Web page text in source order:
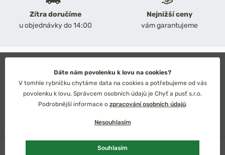
Zítra doručíme
u objednávky do 14:00
Nejnižší ceny
vám garantujeme
Obchodní podmínky
Ochrana osobních údajů
Technické řešení: Simplia s.r.o.
Strategický design: Petr Široký
Slovensko
Dáte nám povolenku k lovu na cookies?
V tomhle rybníčku chytáme data na cookies a potřebujeme od vás
povolenku k lovu. Správcem osobních údajů je Chyť a pusť s.r.o.
Podrobnější informace o zpracování osobních údajů.
Nesouhlasím
Souhlasím